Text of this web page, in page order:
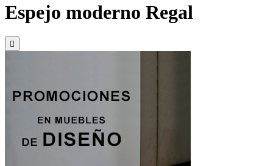
Espejo moderno Regal
